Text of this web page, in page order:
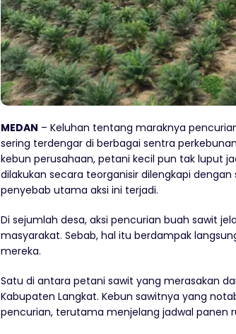
MEDAN – Keluhan tentang maraknya
sering terdengar di berbagai sentra
kebun perusahaan, petani kecil pun tak luput
dilakukan secara teorganisir dilengkapi
penyebab utama aksi ini terjadi.
Di sejumlah desa, aksi pencurian buah sawit
masyarakat. Sebab, hal itu berdampak
mereka.
Satu di antara petani sawit yang merasakan
Kabupaten Langkat. Kebun sawitnya yang
pencurian, terutama menjelang jadwal panen